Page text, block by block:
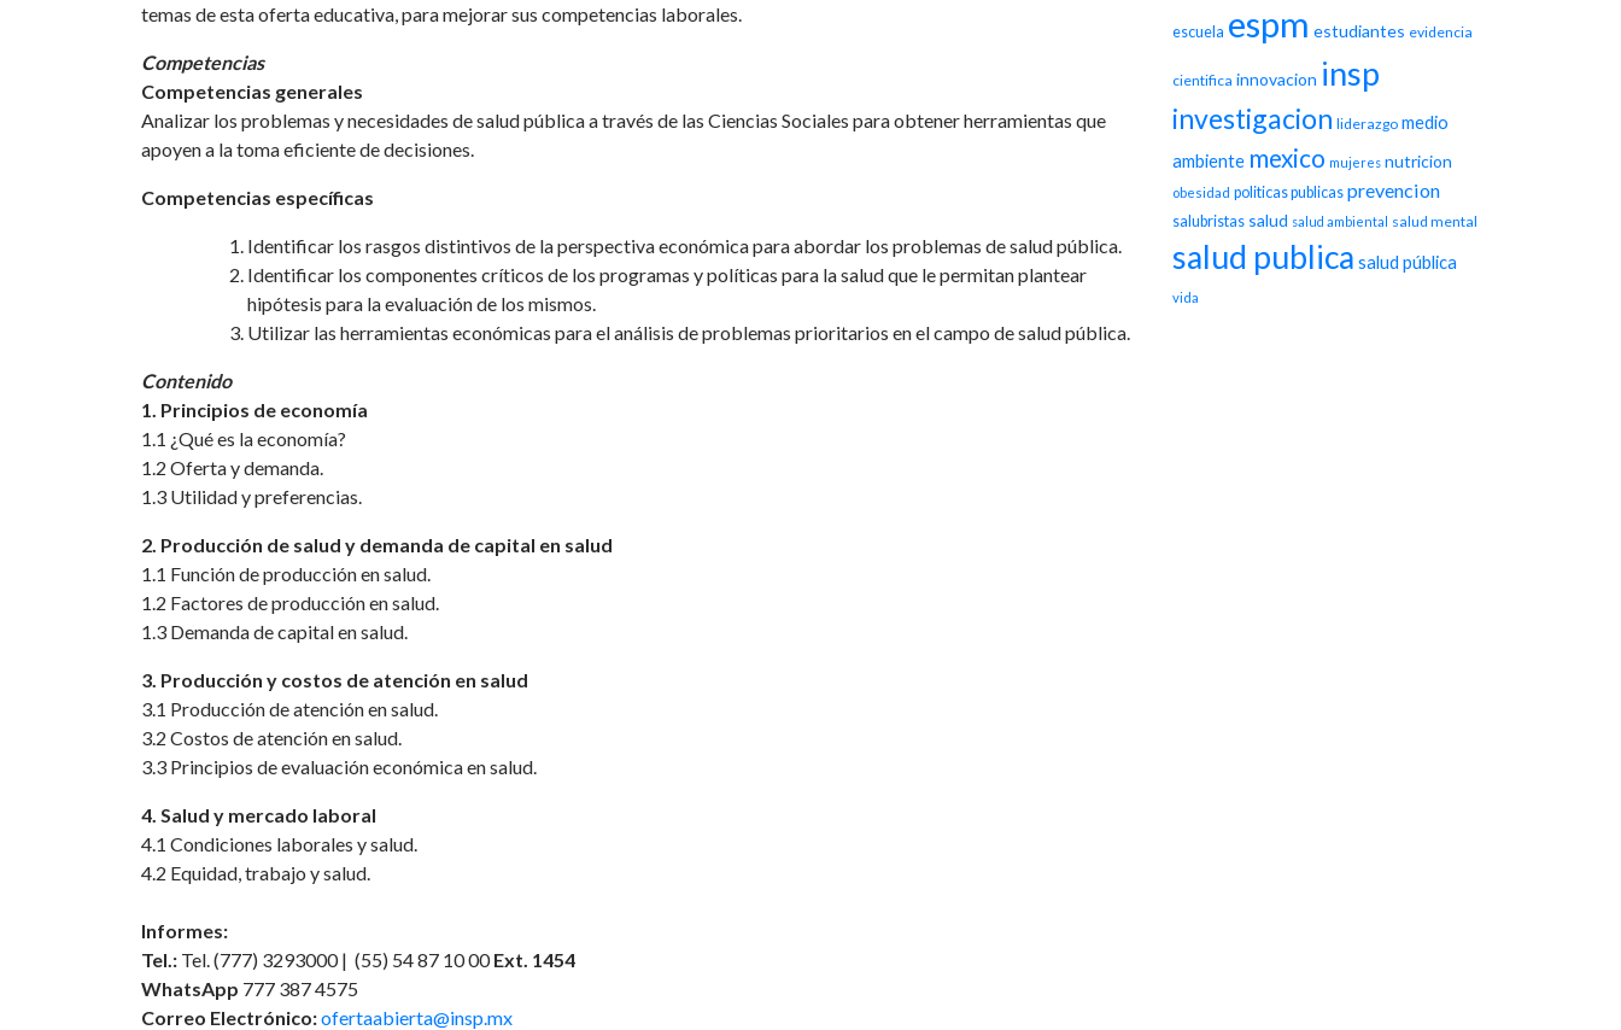
temas de esta oferta educativa, para mejorar sus competencias laborales.
Competencias
Competencias generales
Analizar los problemas y necesidades de salud pública a través de las Ciencias Sociales para obtener herramientas que
apoyen a la toma eficiente de decisiones.
Competencias específicas
Identificar los rasgos distintivos de la perspectiva económica para abordar los problemas de salud pública.
Identificar los componentes críticos de los programas y políticas para la salud que le permitan plantear
hipótesis para la evaluación de los mismos.
Utilizar las herramientas económicas para el análisis de problemas prioritarios en el campo de salud pública.
Contenido
1. Principios de economía
1.1 ¿Qué es la economía?
1.2 Oferta y demanda.
1.3 Utilidad y preferencias.
2. Producción de salud y demanda de capital en salud
1.1 Función de producción en salud.
1.2 Factores de producción en salud.
1.3 Demanda de capital en salud.
3. Producción y costos de atención en salud
3.1 Producción de atención en salud.
3.2 Costos de atención en salud.
3.3 Principios de evaluación económica en salud.
4. Salud y mercado laboral
4.1 Condiciones laborales y salud.
4.2 Equidad, trabajo y salud.
Informes:
Tel.: Tel. (777) 3293000 | (55) 54 87 10 00Ext. 1454
WhatsApp 777 387 4575
Correo Electrónico:ofertaabierta@insp.mx
escuela espm estudiantes evidencia
cientifica innovacion insp
investigacion liderazgo medio
ambiente mexico mujeres nutricion
obesidad politicas publicas prevencion
salubristas salud salud ambiental salud mental
salud publica salud pública
vida